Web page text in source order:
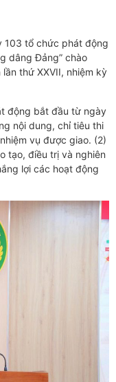
103 tổ chức phát động
dâng Đảng” chào
thứ XXVII, nhiệm kỳ
động bắt đầu từ ngày
nội dung, chỉ tiêu thi
vụ được giao. (2)
tạo, điều trị và nghiên
lợi các hoạt động